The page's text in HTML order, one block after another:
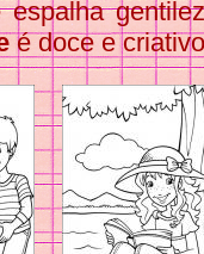
espalha
é doce e